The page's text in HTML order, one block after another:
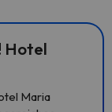
Hotel
Maria